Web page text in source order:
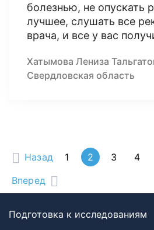
болезнью, не опускать
лучшее, слушать все
врача, и все у вас
Хатымова Лениза
Свердловская область
Назад 1 2 3 4
Вперед
Подготовка к исследованиям